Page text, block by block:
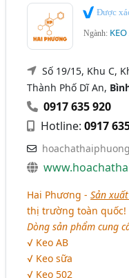
Được
Ngành:
Số 19/15, Khu C,
Thành Phố Dĩ An,
0917 635 920
Hotline:0917
Hai Phương -Sản
thị trường toàn quốc!
Dòng sản phẩm cung
√ Keo AB
√ Keo sữa
√ Keo 502